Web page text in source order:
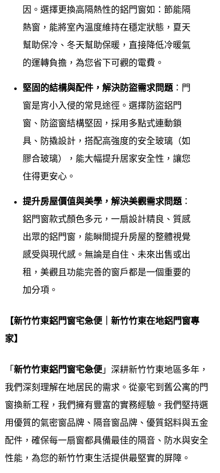
Our philosophy
鋁門窗工程宅急便的經營理念是提供優質產品、顧客
至上、安全實用以及永續經營等核心價值。 這包括確
保產品的品質和設計適合客戶需求，提供免費專業估
價和到府服務，並在施工後確實驗收以保障客戶安
心。 同時，企業也重視員工福祉、環境永續發展，並
以品牌提升來拓展商機，最終實現企業與客戶的共贏
目標。
品質：
行驗收，讓客戶安心又放心！
專業：
鋁門窗工程宅急便配合各客戶之需求及預算，提供完
善高品質的產品。對於客戶我們免費估價，並依照需
求現場規劃及建議。
承諾：
鋁門窗工程宅急便從設計到施工及維護全程服務，價
因。選擇更換高隔熱性的鋁門窗如：節能隔
熱窗，能將室內溫度維持在穩定狀態，夏天
幫助保冷、冬天幫助保暖，直接降低冷暖氣
的運轉負擔，為您省下可觀的電費 。
堅固的結構與配件，解決防盜需求問題 ：門
窗是宵小入侵的常見途徑。選擇防盜鋁門
窗、防盜窗結構堅固，採用多點式連動鎖
具、防撬設計，搭配高強度的安全玻璃（如
膠合玻璃），能大幅提升居家安全性，讓您
住得更安心。
提升房屋價值與美學，解決美觀需求問題 ：
鋁門窗款式顏色多元，一扇設計精良、質感
出眾的鋁門窗，能瞬間提升房屋的整體視覺
感受與現代感。無論是自住、未來出售或出
租，美觀且功能完善的窗戶都是一個重要的
加分項。
【新竹竹東鋁門窗宅急便｜新竹竹東在地鋁門窗專
家】
「 新竹竹東鋁門 窗宅急便 」深耕新竹竹東地區多年，
我們深刻理解在地居民的需求。從豪宅到舊公寓的門
窗換新工程，我們擁有豐富的實務經驗。我們堅持選
用優質的氣密窗品牌、隔音窗品牌、優質鋁料與五金
配件，確保每一扇窗都具備最佳的隔音、防水與安全
性能，為您的新竹竹東生活提供最堅實的屏障。